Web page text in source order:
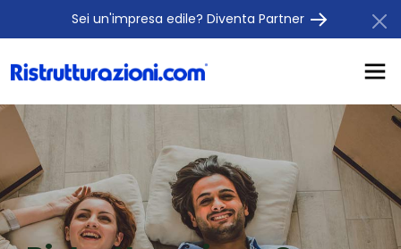
Sei un'impresa edile? Diventa Partner